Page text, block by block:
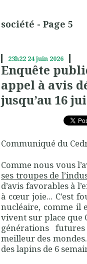
société - Page 5
23h22 24juin 2026
Enquête
appel à avis
jusqu’au 16
Communiqué du
Comme nous vous
ses troupes de
d’avis favorables à
à cœur joie... C’est
nucléaire, comme il
vivent sur place que
générations
meilleur des
des lapins de 6